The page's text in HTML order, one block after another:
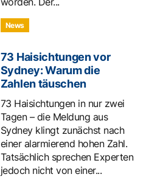
News
73 Haisichtungen vor
Sydney: Warum die
Zahlen täuschen
73 Haisichtungen in nur zwei
Tagen – die Meldung aus
Sydney klingt zunächst nach
einer alarmierend hohen Zahl.
Tatsächlich sprechen Experten
jedoch nicht von einer...